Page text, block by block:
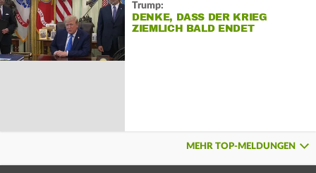
Trump:
DENKE, DASS DER KRIEG
ZIEMLICH BALD ENDET
MEHR TOP-MELDUNGEN